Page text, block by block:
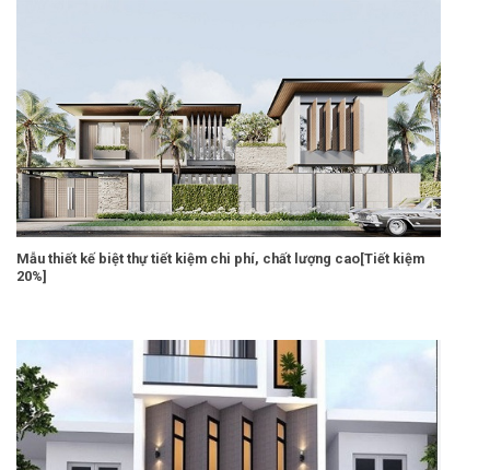
Mẫu thiết kế biệt thự tiết kiệm chi phí, chất lượng cao[Tiết kiệm
20%]